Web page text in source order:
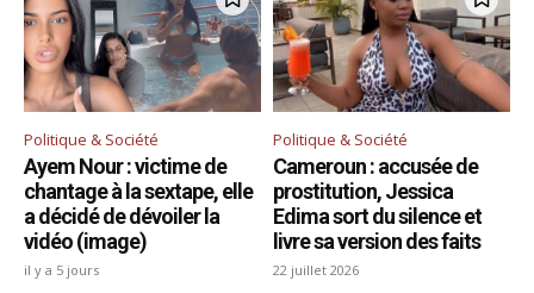
Politique & Société
Ayem Nour : victime de
chantage à la sextape, elle
a décidé de dévoiler la
vidéo (image)
il y a 5 jours
Politique & Société
Cameroun : accusée de
prostitution, Jessica
Edima sort du silence et
livre sa version des faits
22 juillet 2026